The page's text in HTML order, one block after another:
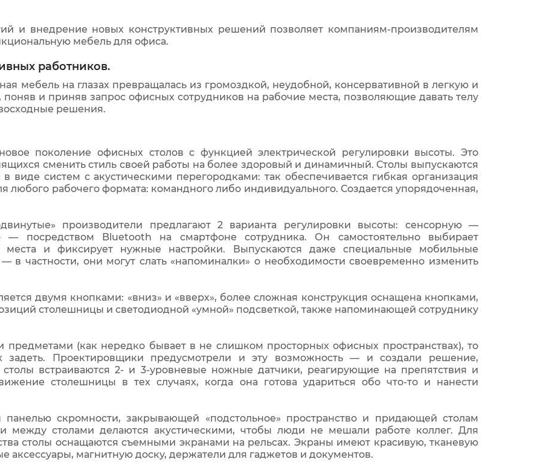
и внедрение новых конструктивных решений позволяет компаниям-производителям
мебель для офиса.
работников.
мебель на глазах превращалась из громоздкой, неудобной, консервативной в легкую и
и приняв запрос офисных сотрудников на рабочие места, позволяющие давать телу
решения.
поколение офисных столов с функцией электрической регулировки высоты. Это
сменить стиль своей работы на более здоровый и динамичный. Столы выпускаются
виде систем с акустическими перегородками: так обеспечивается гибкая организация
любого рабочего формата: командного либо индивидуального. Создается упорядоченная,
производители предлагают 2 варианта регулировки высоты: сенсорную —
посредством Bluetooth на смартфоне сотрудника. Он самостоятельно выбирает
и фиксирует нужные настройки. Выпускаются даже специальные мобильные
частности, они могут слать «напоминалки» о необходимости своевременно изменить
двумя кнопками: «вниз» и «вверх», более сложная конструкция оснащена кнопками,
столешницы и светодиодной «умной» подсветкой, также напоминающей сотруднику
предметами (как нередко бывает в не слишком просторных офисных пространствах), то
Проектировщики предусмотрели и эту возможность — и создали решение,
встраиваются 2- и 3-уровневые ножные датчики, реагирующие на препятствия и
столешницы в тех случаях, когда она готова удариться обо что-то и нанести
скромности, закрывающей «подстольное» пространство и придающей столам
между столами делаются акустическими, чтобы люди не мешали работе коллег. Для
столы оснащаются съемными экранами на рельсах. Экраны имеют красивую, тканевую
аксессуары, магнитную доску, держатели для гаджетов и документов.